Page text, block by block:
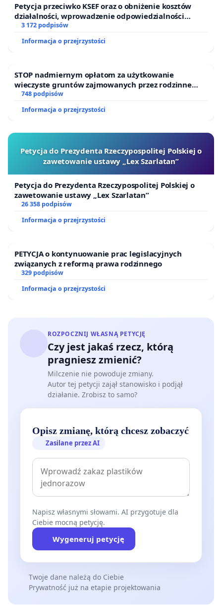
Petycja przeciwko KSEF oraz o obniżenie kosztów
działalności, wprowadzenie odpowiedzialności
finansowej kluczowych urzędników i sędziów
3 172 podpisów
Informacja o przejrzystości
STOP nadmiernym opłatom za użytkowanie
wieczyste gruntów zajmowanych przez rodzinne
ogrody działkowe.
748 podpisów
Informacja o przejrzystości
Petycja do Prezydenta Rzeczypospolitej Polskiej o
zawetowanie ustawy „Lex Szarlatan”
Petycja do Prezydenta Rzeczypospolitej Polskiej o
zawetowanie ustawy „Lex Szarlatan”
26 358 podpisów
Informacja o przejrzystości
PETYCJA o kontynuowanie prac legislacyjnych
związanych z reformą prawa rodzinnego
329 podpisów
Informacja o przejrzystości
ROZPOCZNIJ WŁASNĄ PETYCJĘ
Czy jest jakaś rzecz, którą
pragniesz zmienić?
Milczenie nie powoduje zmiany.
Autor tej petycji zajął stanowisko i podjął
działanie. Zrobisz to samo?
Opisz zmianę, którą chcesz zobaczyć
Zasilane przez AI
Napisz własnymi słowami. AI przygotuje dla
Ciebie mocną petycję.
Wygeneruj petycję
Twoje dane należą do Ciebie
Prywatność już na etapie projektowania